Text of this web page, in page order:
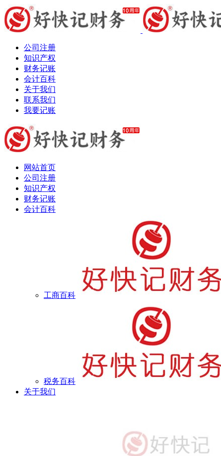
公司注册
知识产权
财务记账
会计百科
关于我们
联系我们
我要记账
网站首页
公司注册
知识产权
财务记账
会计百科
工商百科
税务百科
关于我们